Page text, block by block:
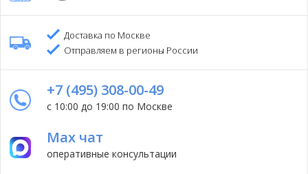
Доставка по Москве
Отправляем в регионы России
+7 (495) 308-00-49
с 10:00 до 19:00 по Москве
Max чат
оперативные консультации